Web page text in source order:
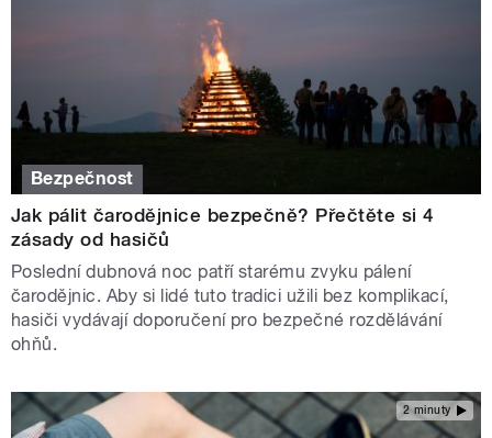
Bezpečnost
Jak pálit čarodějnice bezpečně? Přečtěte si 4
zásady od hasičů
Poslední dubnová noc patří starému zvyku pálení
čarodějnic. Aby si lidé tuto tradici užili bez komplikací,
hasiči vydávají doporučení pro bezpečné rozdělávání
ohňů.
2 minuty